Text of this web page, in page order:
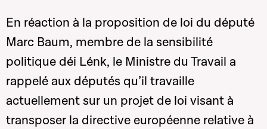
En réaction à la proposition de loi du député
Marc Baum, membre de la sensibilité
politique déi Lénk, le Ministre du Travail a
rappelé aux députés qu’il travaille
actuellement sur un projet de loi visant à
transposer la directive européenne relative à